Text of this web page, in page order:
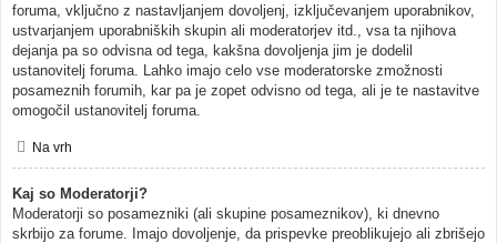
foruma, vključno z nastavljanjem dovoljenj, izključevanjem uporabnikov,
ustvarjanjem uporabniških skupin ali moderatorjev itd., vsa ta njihova
dejanja pa so odvisna od tega, kakšna dovoljenja jim je dodelil
ustanovitelj foruma. Lahko imajo celo vse moderatorske zmožnosti
posameznih forumih, kar pa je zopet odvisno od tega, ali je te nastavitve
omogočil ustanovitelj foruma.
Na vrh
Kaj so Moderatorji?
Moderatorji so posamezniki (ali skupine posameznikov), ki dnevno
skrbijo za forume. Imajo dovoljenje, da prispevke preoblikujejo ali zbrišejo